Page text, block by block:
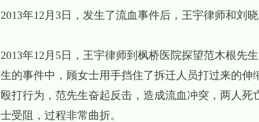
2013年12月3日，发生了流血事件后，王宇律师和刘
2013年12月5日，王宇律师到枫桥医院探望范木根先
生的事件中，顾女士用手挡住了拆迁人员打过来的伸
殴打行为，范先生奋起反击，造成流血冲突，两人
士受阻，过程非常曲折。